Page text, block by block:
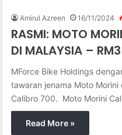
Amirul Azreen 16/11/2024
RASMI: MOTO
DI MALAYSIA –
MForce Bike Holdings
tawaran jenama Moto
Calibro 700. Moto Morini
Read More »